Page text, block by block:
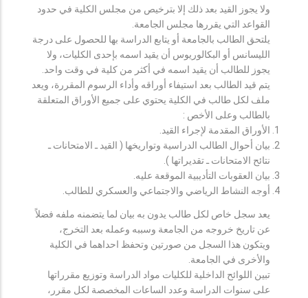
ولا يجوز القيد بعد ذلك إلا بترخيص من مجلس الكلية في حدود
القواعد التي يقررها مجلس الجامعة.
يلتحق الطالب بالجامعة أو يتابع الدراسة بها للحصول على درجة
الليسانس أو البكالوريوس أن يقيد اسمه بإحدى الكليات، ولا
يجوز للطالب أن يقيد اسمه في أكثر من كلية في وقت واحد.
يتم قيد الطالب بعد استيفاء أوراقه وأداء الرسوم المقررة، ويعد
ملف لكل طالب في الكلية يحتوي على جميع الأوراق المتعلقة
بالطالب وعلى الأخص :
الأوراق المقدمة لإجراء القيد.
بيان أحوال الطالب الدراسية وتواريخها ( القيد ـ الامتحانات ـ
نتائح الامتحانات ـ تقديراتها ).
بيان العقوبات التأديبية الموقعة عليه.
أوجه النشاط الرياضي والاجتماعي والعسكري للطالب.
يعد سجل خاص لكل طالب يدون به بيان لما يتضمنه ملفه فضلاً
عن تاريخ خروجه من الجامعة وسببه وعمله بعد التخرج،
ويتكون هذا السجل من صورتين وتحفظ احداهما في الكلية
والأخرى في الجامعة.
تبين اللوائح الداخلية للكليات مواد الدراسة وتوزيع مقرراتها
على سنوات الدراسة وعدد الساعات المخصصة لكل مقرر،